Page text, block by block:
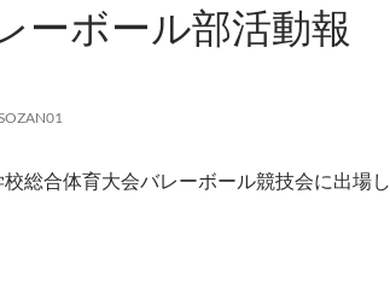
ーボール部活動報
総合体育大会バレーボール競技会に出場し